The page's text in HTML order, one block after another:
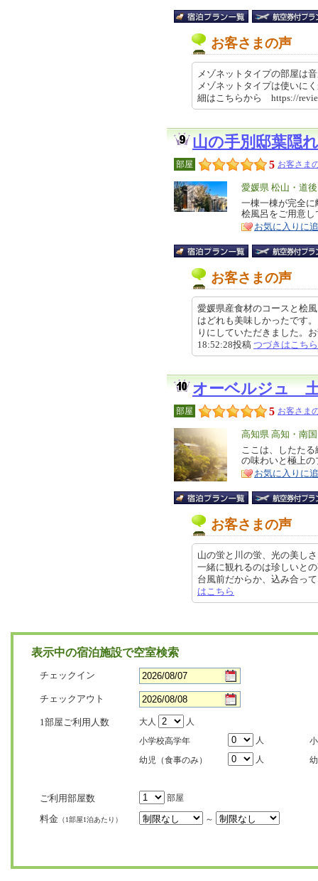
お客さまの声
メゾネットタイプの部屋は
メゾネットタイプは使いに
細はこちらから https://
山の手別邸葉隠れ
部屋 5 お客さま
エ
リ
ア
愛媛県 松山・道後
特
徴
一棟一棟が完全
桧風呂をご用意し
お気に入りに
お客さまの声
愛媛県産食材のコースと桧
はどれも美味しかったです
りにしていただきました。
18:52:28投稿 つづきはこちら
オーベルジュ
部屋 5 お客さま
エ
リ
ア
高知県 高知・南
特
徴
ここは、したた
の味わいと極上
お気に入りに
お客さまの声
山の蛍と川の蛍、光の美し
一緒に観れるのは珍しいと
台風前だからか、込み合っ
はこちら
表示中の宿泊施設で空室検索
チェックイン
チェックアウト
1部屋ご利用人数 大人
人
小学校高学年
人
幼児（食事のみ）
人
ご利用部屋数 部屋
料金 （1部屋1泊あたり） ～